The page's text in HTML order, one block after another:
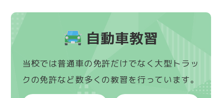
自動車教習
当校では普通車の免許だけでなく大型トラッ
クの免許など数多くの教習を行っています。